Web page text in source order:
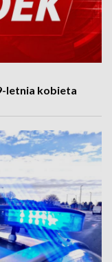
letnia kobieta